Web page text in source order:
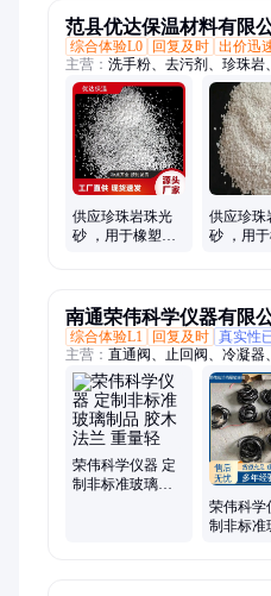
范县优达保温材料有限
综合体验L0
回复及时 出价迅
主营： 洗手粉、去污剂、珍珠
珠、抹灰石膏、保温砂浆、保
栽植物、石膏砂浆、保温材料
温板、基质营养土、建筑保温
料、保温填充材料、屋面管道
机前盖板
供应珍珠岩珠光
砂 ，用于橡塑制
供应珍珠
砂 ，用
南通荣伟科学仪器有限
综合体验L1
回复及时 真实性
主营： 直通阀、止回阀、冷凝
道、科学仪器、球口法兰、扩
仪、循环一体机、降膜蒸发器
反应釜、旋转蒸发器、四氟通
实验室蒸发仪、实验室蒸发器、
门、配套罐口铝法兰、玻璃防爆
荣伟科学仪器 定
制非标准玻璃制
荣伟科学
制非标准